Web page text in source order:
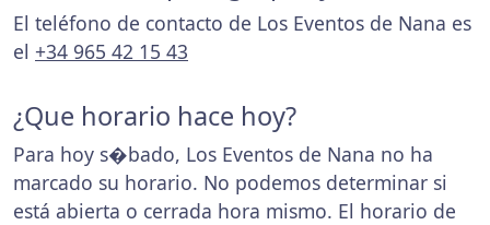
El teléfono de contacto de Los Eventos de Nana es
el +34 965 42 15 43
¿Que horario hace hoy?
Para hoy s�bado, Los Eventos de Nana no ha
marcado su horario. No podemos determinar si
está abierta o cerrada hora mismo. El horario de